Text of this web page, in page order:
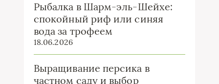
Рыбалка в Шарм-эль-Шейхе:
спокойный риф или синяя
вода за трофеем
18.06.2026
Выращивание персика в
частном саду и выбор